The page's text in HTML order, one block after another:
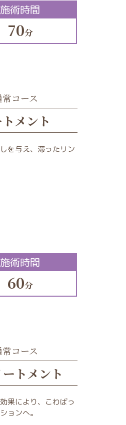
施術時間
70分
コース
メント
を与え、滞ったリン
施術時間
60分
コース
トメント
果により、こわばっ
ョンへ。